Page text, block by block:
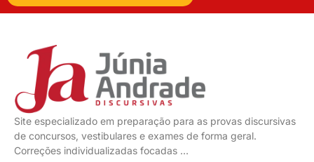
Site especializado em preparação para as provas discursivas
de concursos, vestibulares e exames de forma geral.
Correções individualizadas focadas …